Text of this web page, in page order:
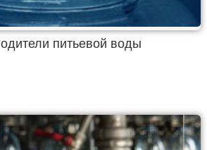
питьевой воды